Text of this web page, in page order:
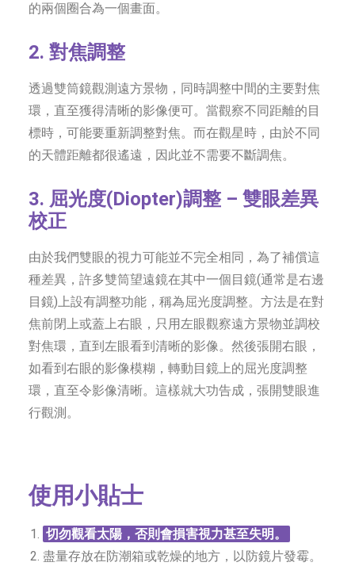
的兩個圈合為一個畫面。
2. 對焦調整
透過雙筒鏡觀測遠方景物，同時調整中間的主要對焦
環，直至獲得清晰的影像便可。當觀察不同距離的目
標時，可能要重新調整對焦。而在觀星時，由於不同
的天體距離都很遙遠，因此並不需要不斷調焦。
3. 屈光度(Diopter)調整 – 雙眼差異
校正
由於我們雙眼的視力可能並不完全相同，為了補償這
種差異，許多雙筒望遠鏡在其中一個目鏡(通常是右邊
目鏡)上設有調整功能，稱為屈光度調整。方法是在對
焦前閉上或蓋上右眼，只用左眼觀察遠方景物並調校
對焦環，直到左眼看到清晰的影像。然後張開右眼，
如看到右眼的影像模糊，轉動目鏡上的屈光度調整
環，直至令影像清晰。這樣就大功告成，張開雙眼進
行觀測。
使用小貼士
切勿觀看太陽，否則會損害視力甚至失明。
盡量存放在防潮箱或乾燥的地方，以防鏡片發霉。